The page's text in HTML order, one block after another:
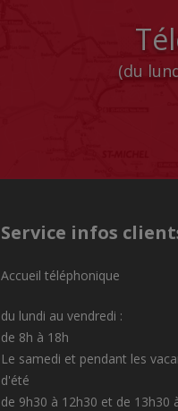
(du
Service infos
Accueil téléphonique
du lundi au vendredi :
de 8h à 18h
Le samedi et pendant les
d'été
de 9h30 à 12h30 et de 13h30